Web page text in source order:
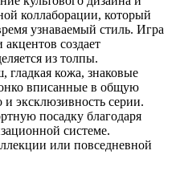
коллаборации, который
узнаваемый стиль. Игра
создает
из толпы.
кожа, знаковые
вписанные в общую
и эксклюзивность серии.
посадку благодаря
системе.
или повседневной